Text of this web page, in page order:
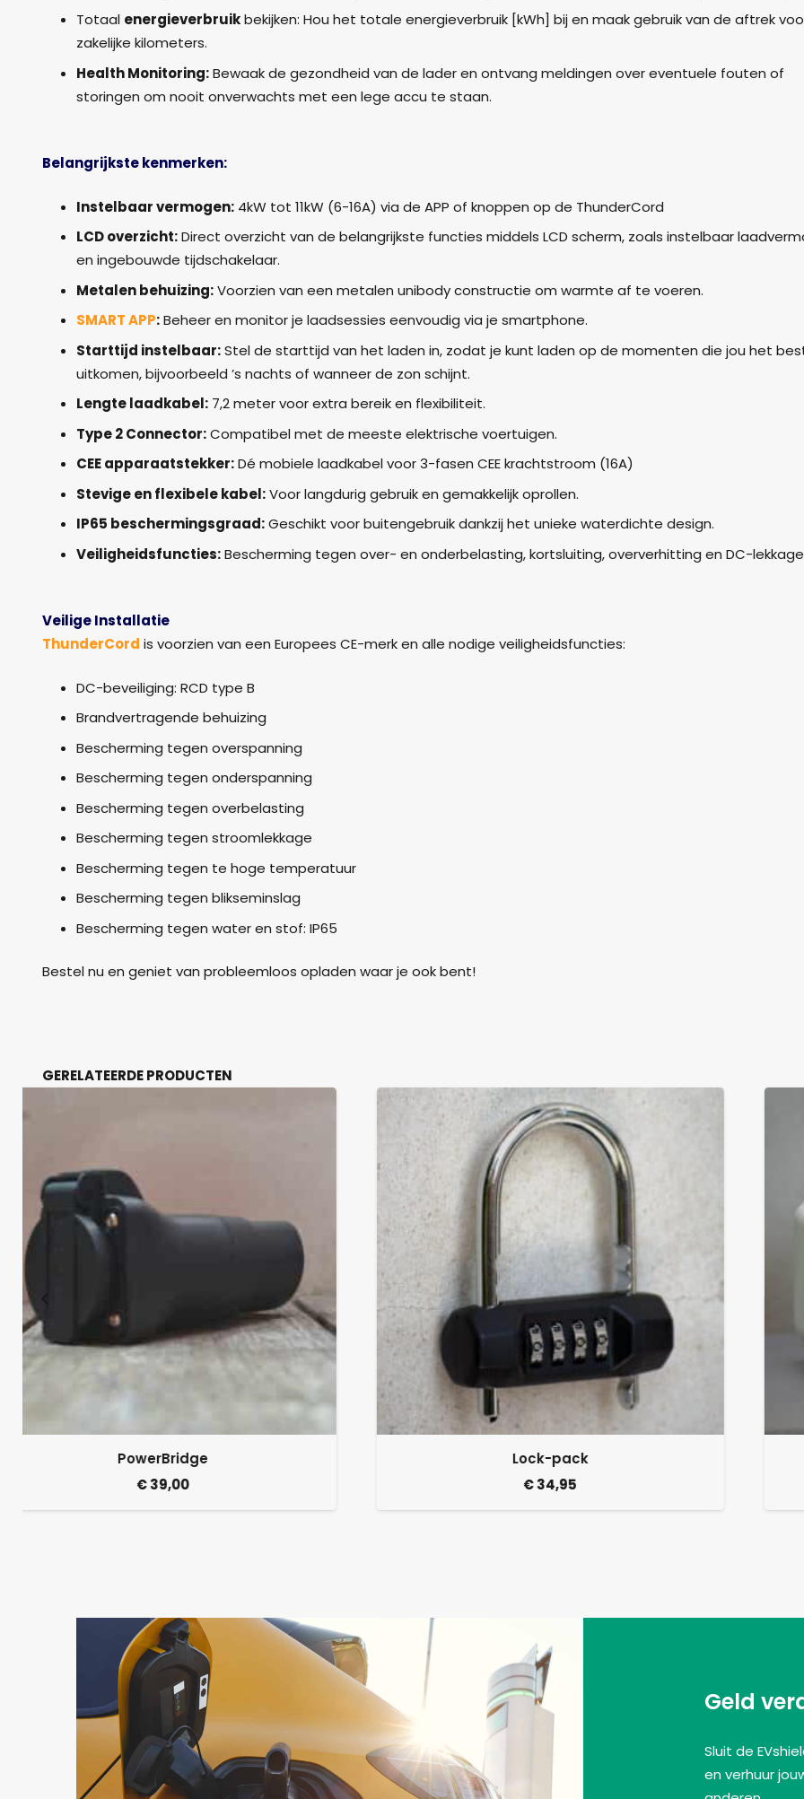
Totaal energieverbruikbekijken: Hou het totale energieverbruik [kWh] bij en maak gebruik van de aftrek
zakelijke kilometers.
Health Monitoring:Bewaak de gezondheid van de lader en ontvang meldingen over eventuele fouten of
storingen om nooit onverwachts met een lege accu te staan.
Belangrijkste kenmerken:
Instelbaar vermogen:4kW tot 11kW (6-16A) via de APP of knoppen op de ThunderCord
LCD overzicht:Direct overzicht van de belangrijkste functies middels LCD scherm, zoals instelbaar
en ingebouwde tijdschakelaar.
Metalen behuizing:Voorzien van een metalen unibody constructie om warmte af te voeren.
SMART APP:Beheer en monitor je laadsessies eenvoudig via je smartphone.
Starttijd instelbaar:Stel de starttijd van het laden in, zodat je kunt laden op de momenten die jou het
uitkomen, bijvoorbeeld ’s nachts of wanneer de zon schijnt.
Lengte laadkabel:7,2 meter voor extra bereik en flexibiliteit.
Type 2 Connector:Compatibel met de meeste elektrische voertuigen.
CEE apparaatstekker:Dé mobiele laadkabel voor 3-fasen CEE krachtstroom (16A)
Stevige en flexibele kabel:Voor langdurig gebruik en gemakkelijk oprollen.
IP65 beschermingsgraad:Geschikt voor buitengebruik dankzij het unieke waterdichte design.
Veiligheidsfuncties:Bescherming tegen over- en onderbelasting, kortsluiting, oververhitting en DC-
Veilige Installatie
ThunderCord is voorzien van een Europees CE-merk en alle nodige veiligheidsfuncties:
DC-beveiliging: RCD type B
Brandvertragende behuizing
Bescherming tegen overspanning
Bescherming tegen onderspanning
Bescherming tegen overbelasting
Bescherming tegen stroomlekkage
Bescherming tegen te hoge temperatuur
Bescherming tegen blikseminslag
Bescherming tegen water en stof: IP65
Bestel nu en geniet van probleemloos opladen waar je ook bent!
GERELATEERDE PRODUCTEN
Lock-pack
€
POWER-pack
€49,95
€ 49,95
Geld
Sluit de
en verhuur